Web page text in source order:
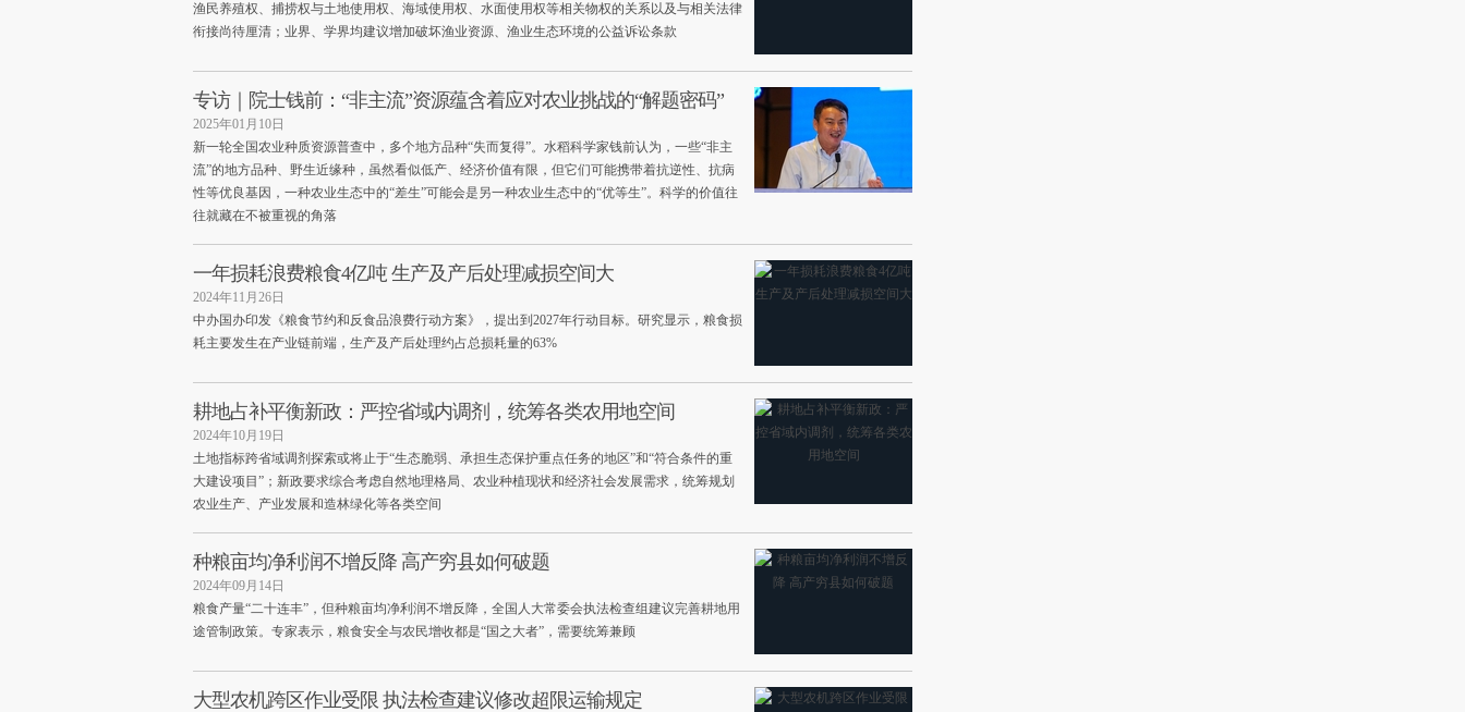
渔民养殖权、捕捞权与土地使用权、海域使用权、水面使用权等相关物权的关系以及与相关法律
衔接尚待厘清；业界、学界均建议增加破坏渔业资源、渔业生态环境的公益诉讼条款
专访｜院士钱前：“非主流”资源蕴含着应对农业挑战的“解题密码”
2025年01月10日
新一轮全国农业种质资源普查中，多个地方品种“失而复得”。水稻科学家钱前认为，一些“非主
流”的地方品种、野生近缘种，虽然看似低产、经济价值有限，但它们可能携带着抗逆性、抗病
性等优良基因，一种农业生态中的“差生”可能会是另一种农业生态中的“优等生”。科学的价值往
往就藏在不被重视的角落
一年损耗浪费粮食4亿吨 生产及产后处理减损空间大
2024年11月26日
中办国办印发《粮食节约和反食品浪费行动方案》，提出到2027年行动目标。研究显示，粮食损
耗主要发生在产业链前端，生产及产后处理约占总损耗量的63%
耕地占补平衡新政：严控省域内调剂，统筹各类农用地空间
2024年10月19日
土地指标跨省域调剂探索或将止于“生态脆弱、承担生态保护重点任务的地区”和“符合条件的重
大建设项目”；新政要求综合考虑自然地理格局、农业种植现状和经济社会发展需求，统筹规划
农业生产、产业发展和造林绿化等各类空间
种粮亩均净利润不增反降 高产穷县如何破题
2024年09月14日
粮食产量“二十连丰”，但种粮亩均净利润不增反降，全国人大常委会执法检查组建议完善耕地用
途管制政策。专家表示，粮食安全与农民增收都是“国之大者”，需要统筹兼顾
大型农机跨区作业受限 执法检查建议修改超限运输规定